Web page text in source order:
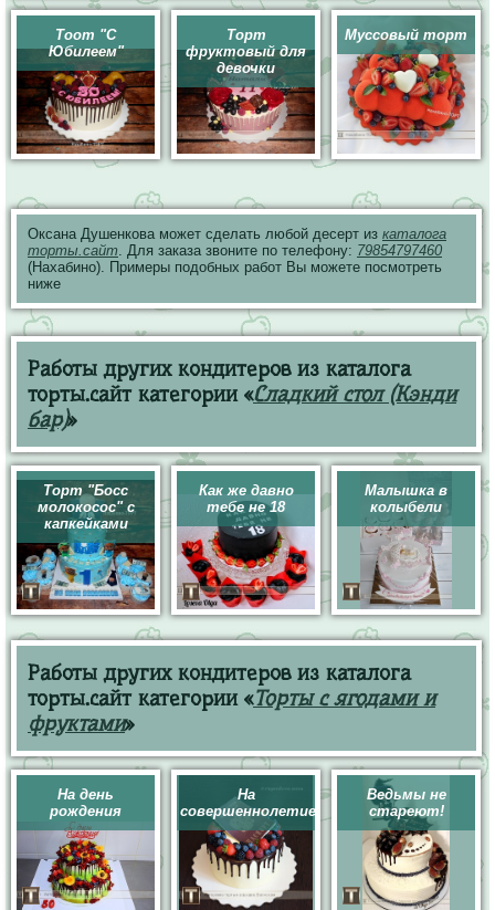
Тоот "С
Юбилеем"
Торт
фруктовый для
девочки
Муссовый торт
Оксана Душенкова может сделать любой десерт из каталога
торты.сайт. Для заказа звоните по телефону: 79854797460
(Нахабино). Примеры подобных работ Вы можете посмотреть
ниже
Работы других кондитеров из каталога
торты.сайт категории «Сладкий стол (Кэнди
бар)»
Торт "Босс
молокосос" с
капкейками
Как же давно
тебе не 18
Малышка в
колыбели
Работы других кондитеров из каталога
торты.сайт категории «Торты с ягодами и
фруктами»
На день
рождения
На
совершеннолетие
Ведьмы не
стареют!